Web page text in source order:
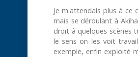
Je m'attendais plus à
mais se déroulant à
droit à quelques scènes
le sens on les voit
exemple, enfin exploité